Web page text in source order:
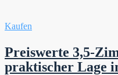
Kaufen
Preiswerte 3,5-
praktischer Lage